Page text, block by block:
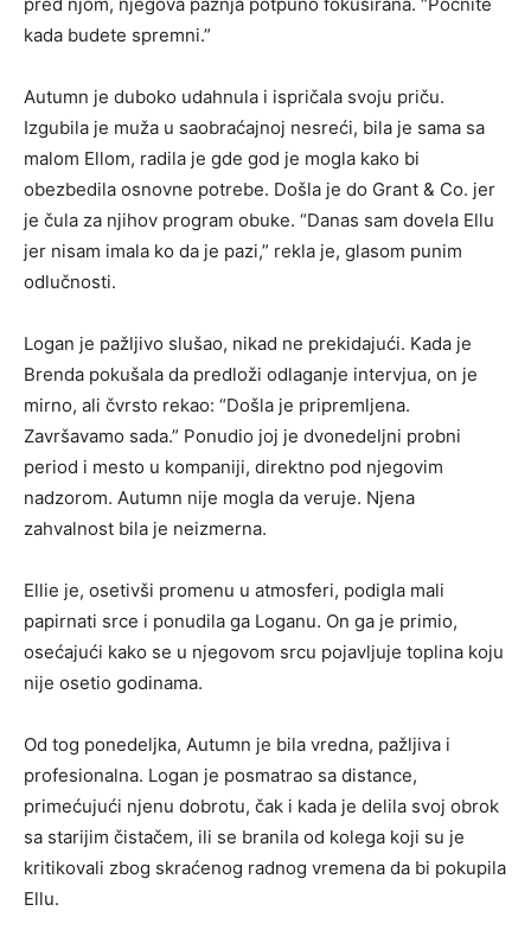
kada budete spremni.”
Autumn je duboko udahnula i ispričala svoju priču.
Izgubila je muža u saobraćajnoj nesreći, bila je sama sa
malom Ellom, radila je gde god je mogla kako bi
obezbedila osnovne potrebe. Došla je do Grant & Co. jer
je čula za njihov program obuke. “Danas sam dovela Ellu
jer nisam imala ko da je pazi,” rekla je, glasom punim
odlučnosti.
Logan je pažljivo slušao, nikad ne prekidajući. Kada je
Brenda pokušala da predloži odlaganje intervjua, on je
mirno, ali čvrsto rekao: “Došla je pripremljena.
Završavamo sada.” Ponudio joj je dvonedeljni probni
period i mesto u kompaniji, direktno pod njegovim
nadzorom. Autumn nije mogla da veruje. Njena
zahvalnost bila je neizmerna.
Ellie je, osetivši promenu u atmosferi, podigla mali
papirnati srce i ponudila ga Loganu. On ga je primio,
osećajući kako se u njegovom srcu pojavljuje toplina koju
nije osetio godinama.
Od tog ponedeljka, Autumn je bila vredna, pažljiva i
profesionalna. Logan je posmatrao sa distance,
primećujući njenu dobrotu, čak i kada je delila svoj obrok
sa starijim čistačem, ili se branila od kolega koji su je
kritikovali zbog skraćenog radnog vremena da bi pokupila
Ellu.